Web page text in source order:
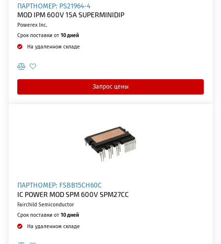
ПАРТНОМЕР: PS21964-4
MOD IPM 600V 15A SUPERMINIDIP
Powerex Inc.
Срок поставки от 10 дней
На удаленном складе
Запрос цены
ПАРТНОМЕР: FSBB15CH60C
IC POWER MOD SPM 600V SPM27CC
Fairchild Semiconductor
Срок поставки от 10 дней
На удаленном складе